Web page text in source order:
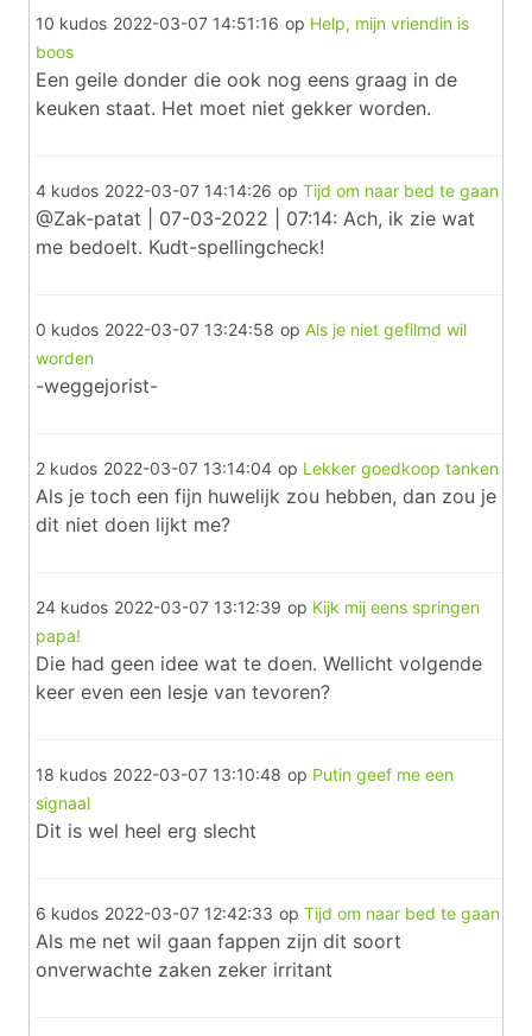
10 kudos 2022-03-07 14:51:16 op Help, mijn vriendin is
boos
Een geile donder die ook nog eens graag in de
keuken staat. Het moet niet gekker worden.
4 kudos 2022-03-07 14:14:26 op Tijd om naar bed te gaan
@Zak-patat | 07-03-2022 | 07:14: Ach, ik zie wat
me bedoelt. Kudt-spellingcheck!
0 kudos 2022-03-07 13:24:58 op Als je niet gefilmd wil
worden
-weggejorist-
2 kudos 2022-03-07 13:14:04 op Lekker goedkoop tanken
Als je toch een fijn huwelijk zou hebben, dan zou je
dit niet doen lijkt me?
24 kudos 2022-03-07 13:12:39 op Kijk mij eens springen
papa!
Die had geen idee wat te doen. Wellicht volgende
keer even een lesje van tevoren?
18 kudos 2022-03-07 13:10:48 op Putin geef me een
signaal
Dit is wel heel erg slecht
6 kudos 2022-03-07 12:42:33 op Tijd om naar bed te gaan
Als me net wil gaan fappen zijn dit soort
onverwachte zaken zeker irritant